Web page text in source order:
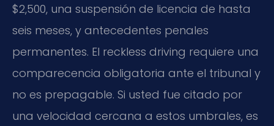
$2,500, una suspensión de licencia de hasta
seis meses, y antecedentes penales
permanentes. El reckless driving requiere una
comparecencia obligatoria ante el tribunal y
no es prepagable. Si usted fue citado por
una velocidad cercana a estos umbrales, es